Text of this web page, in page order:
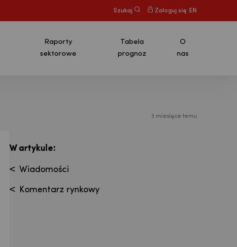
Szukaj Zaloguj się EN
Raporty
sektorowe
Tabela
prognoz
O
nas
3 miesięce temu
W artykule:
Wiadomości
Komentarz rynkowy